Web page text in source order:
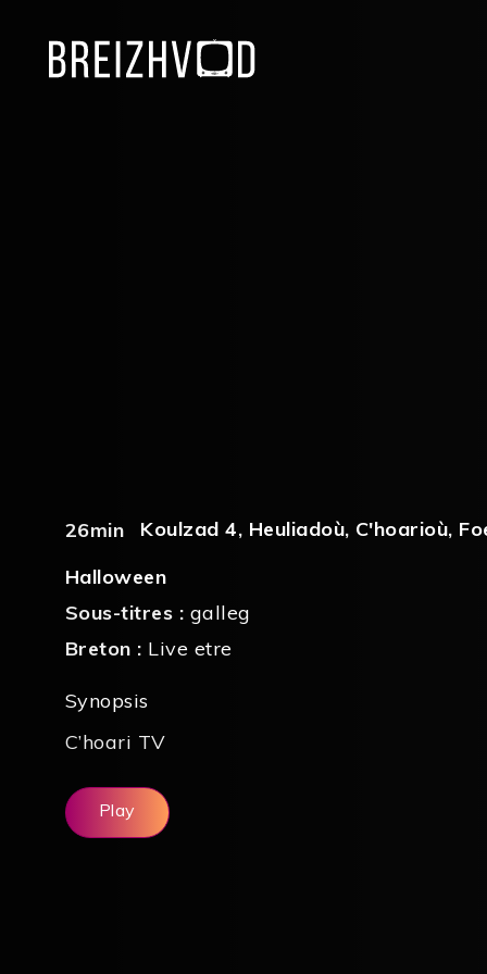
26min Koulzad 4, Heuliadoù, C'hoarioù,
Halloween
Sous-titres : galleg
Breton : Live etre
Synopsis
C’hoari TV
Play